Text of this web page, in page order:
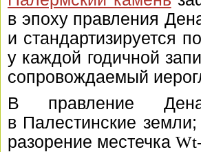
в эпоху правления
и стандартизируется
у каждой годичной
сопровождаемый
В правление
в Палестинские
разорение местечка